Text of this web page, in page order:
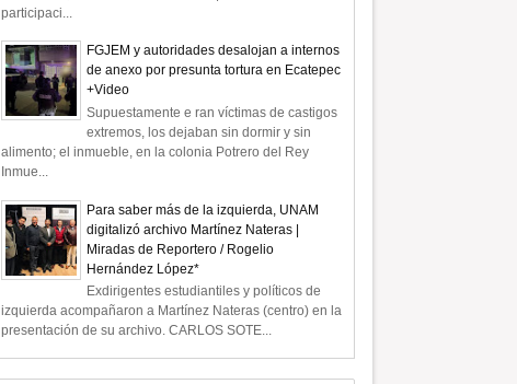
participaci...
FGJEM y autoridades desalojan a internos
de anexo por presunta tortura en Ecatepec
+Video
Supuestamente e ran víctimas de castigos
extremos, los dejaban sin dormir y sin
alimento; el inmueble, en la colonia Potrero del Rey
Inmue...
Para saber más de la izquierda, UNAM
digitalizó archivo Martínez Nateras |
Miradas de Reportero / Rogelio
Hernández López*
Exdirigentes estudiantiles y políticos de
izquierda acompañaron a Martínez Nateras (centro) en la
presentación de su archivo. CARLOS SOTE...